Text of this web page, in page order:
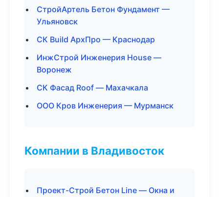
СтройАртель Бетон Фундамент —
Ульяновск
СК Build АрхПро — Краснодар
ИнжСтрой Инженерия House —
Воронеж
СК Фасад Roof — Махачкала
ООО Кров Инженерия — Мурманск
Компании в Владивосток
Проект-Строй Бетон Line — Окна и